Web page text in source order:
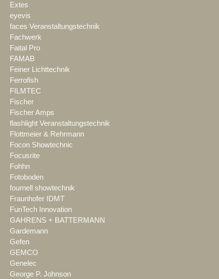
Extes
eyevis
faces Veranstaltungstechnik
Fachwerk
Faital Pro
FAMAB
Feiner Lichttechnik
Ferrofish
FILMTEC
Fischer
Fischer Amps
flashlight Veranstaltungstechnik
Flottmeier & Rehrmann
Focon Showtechnic
Focusrite
Fohhn
Fotoboden
fournell showtechnik
Fraunhofer IDMT
FunTech Innovation
GAHRENS + BATTERMANN
Gardemann
Gefen
GEMCO
Genelec
George P. Johnson